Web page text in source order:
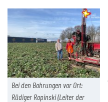
Bei den Bohrungen vor Ort:
Rüdiger Ropinski (Leiter der